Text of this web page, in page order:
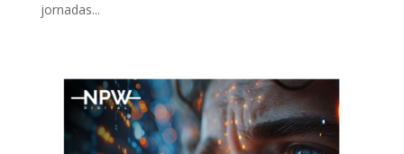
jornadas...